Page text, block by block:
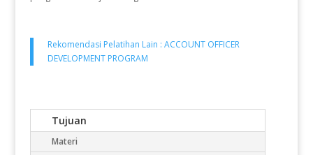
Rekomendasi Pelatihan Lain : ACCOUNT OFFICER
DEVELOPMENT PROGRAM
Tujuan
Materi